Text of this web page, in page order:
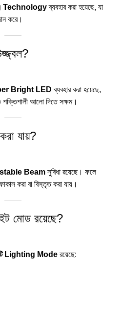
Technologyব্যবহার করা হয়েছে, যা
করে।
Bright LED ব্যবহার করা হয়েছে,
শক্তিশালী আলো দিতে সক্ষম।
যায়?
Beam সুবিধা রয়েছে। ফলে
করা বা বিস্তৃত করা যায়।
মোড রয়েছে?
Lighting Mode রয়েছে: